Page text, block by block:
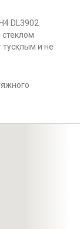
DL3902
тусклым и не